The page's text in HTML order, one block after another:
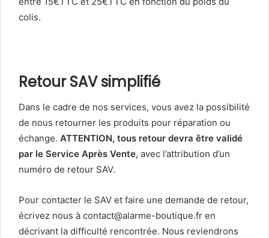
colis.
Retour SAV simplifié
Dans le cadre de nos services, vous avez la possibilité
de nous retourner les produits pour réparation ou
échange. ATTENTION, tous retour devra être validé
par le Service Après Vente, avec l’attribution d’un
numéro de retour SAV.
Pour contacter le SAV et faire une demande de retour,
écrivez nous à contact@alarme-boutique.fr en
décrivant la difficulté rencontrée. Nous reviendrons